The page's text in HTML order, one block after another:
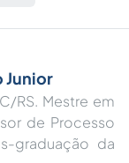
Junior
RS. Mestre em
de Processo
graduação da